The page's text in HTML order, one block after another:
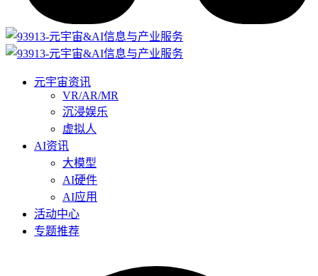
元宇宙资讯
VR/AR/MR
沉浸娱乐
虚拟人
AI资讯
大模型
AI硬件
AI应用
活动中心
专题推荐